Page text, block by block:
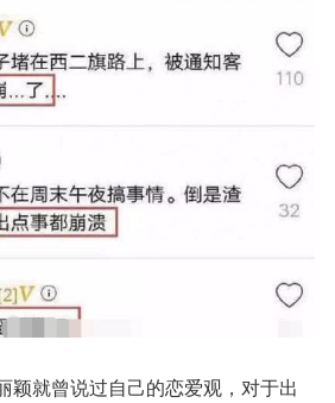
颖就曾说过自己的恋爱观，对于出